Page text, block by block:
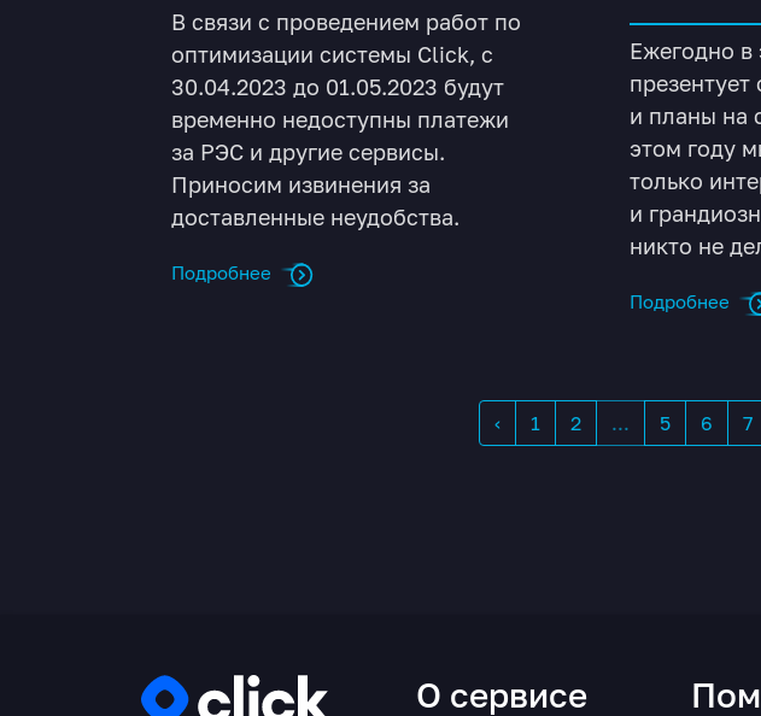
В связи с проведением работ по
оптимизации системы Click, с
30.04.2023 до 01.05.2023 будут
временно недоступны платежи
за РЭС и другие сервисы.
Приносим извинения за
доставленные неудобства.
Подробнее
Ежегодно в
и планы на
этом году
только
и
никто не
Подробнее
‹ 1 2 ... 5 6 7
О сервисе